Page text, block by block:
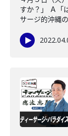
すか？」 Ａ「
サージ的沖縄